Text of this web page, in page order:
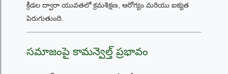
క్రీడల ద్వారా యువతలో క్రమశిక్షణ, ఆరోగ్యం మరియు ఐక్యత
పెరుగుతుంది.
సమాజంపై కామన్వెల్త్ ప్రభావం